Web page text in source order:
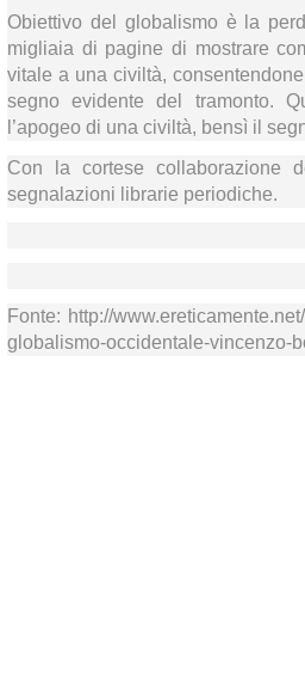
Obiettivo del globalismo è la
migliaia di pagine di mostrare
vitale a una civiltà,
segno evidente del tramonto.
l’apogeo di una civiltà, bensì il
Con la cortese collaborazione
segnalazioni librarie periodiche.
Fonte: http://
globalismo-occidentale-vincenzo-